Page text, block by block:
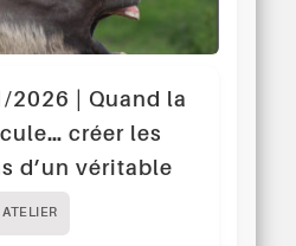
2026 | Quand la
créer les
d’un véritable
ATELIER